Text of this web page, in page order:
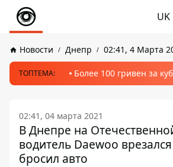
UK
Новости Днепр 02:41, 4 Марта
ТОПТЕМА: Более 100 гривен за
02:41, 04 марта 2021
В Днепре на
водитель Daewoo
бросил авто